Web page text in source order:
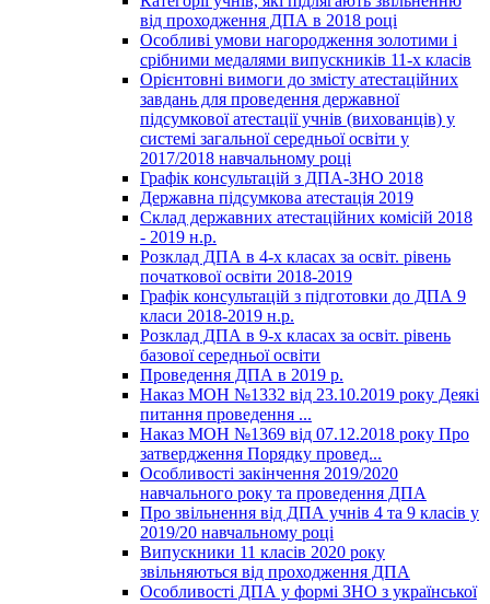
від проходження ДПА в 2018 році
Особливі умови нагородження золотими і
срібними медалями випускників 11-х класів
Орієнтовні вимоги до змісту атестаційних
завдань для проведення державної
підсумкової атестації учнів (вихованців) у
системі загальної середньої освіти у
2017/2018 навчальному році
Графік консультацій з ДПА-ЗНО 2018
Державна підсумкова атестація 2019
Склад державних атестаційних комісій 2018
- 2019 н.р.
Розклад ДПА в 4-х класах за освіт. рівень
початкової освіти 2018-2019
Графік консультацій з підготовки до ДПА 9
класи 2018-2019 н.р.
Розклад ДПА в 9-х класах за освіт. рівень
базової середньої освіти
Проведення ДПА в 2019 р.
Наказ МОН №1332 від 23.10.2019 року Деякі
питання проведення ...
Наказ МОН №1369 від 07.12.2018 року Про
затвердження Порядку провед...
Особливості закінчення 2019/2020
навчального року та проведення ДПА
Про звільнення від ДПА учнів 4 та 9 класів у
2019/20 навчальному році
Випускники 11 класів 2020 року
звільняються від проходження ДПА
Особливості ДПА у формі ЗНО з української